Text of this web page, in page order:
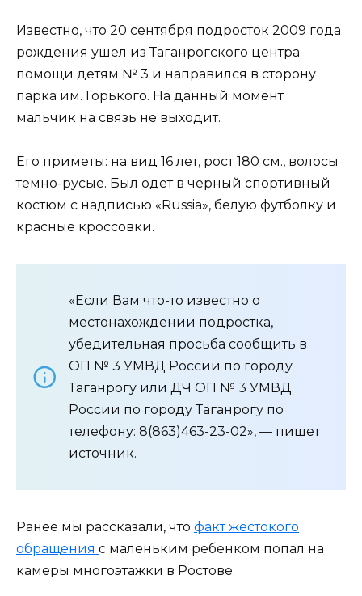
Известно, что 20 сентября подросток 2009 года
рождения ушел из Таганрогского центра
помощи детям № 3 и направился в сторону
парка им. Горького. На данный момент
мальчик на связь не выходит.
Его приметы: на вид 16 лет, рост 180 см., волосы
темно-русые. Был одет в черный спортивный
костюм с надписью «Russia», белую футболку и
красные кроссовки.
«Если Вам что-то известно о
местонахождении подростка,
убедительная просьба сообщить в
ОП № 3 УМВД России по городу
Таганрогу или ДЧ ОП № 3 УМВД
России по городу Таганрогу по
телефону: 8(863)463-23-02», — пишет
источник.
Ранее мы рассказали, что факт жестокого
обращения с маленьким ребенком попал на
камеры многоэтажки в Ростове.